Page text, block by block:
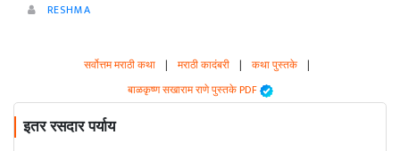
RESHMA
सर्वोत्तम मराठी कथा | मराठी कादंबरी | कथा पुस्तके |
बाळकृष्ण सखाराम राणे पुस्तके PDF
इतर रसदार पर्याय